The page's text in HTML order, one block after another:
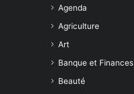
Agenda
Agriculture
Art
Banque et Finances
Beauté